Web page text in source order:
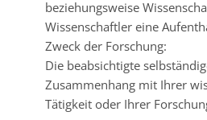
beziehungsweise
Wissenschaftler eine
Zweck der Forschung:
Die beabsichtigte
Zusammenhang mit Ihrer
Tätigkeit oder Ihrer